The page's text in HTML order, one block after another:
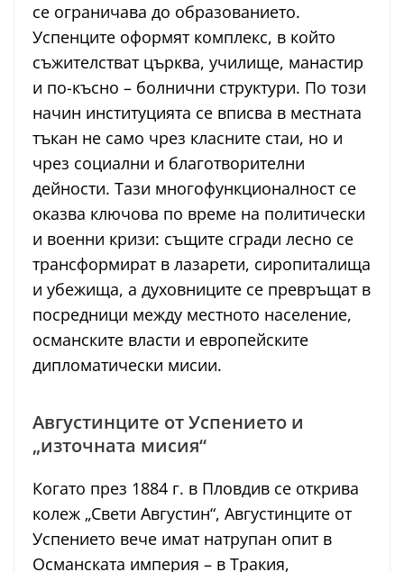
се ограничава до образованието.
Успенците оформят комплекс, в който
съжителстват църква, училище, манастир
и по-късно – болнични структури. По този
начин институцията се вписва в местната
тъкан не само чрез класните стаи, но и
чрез социални и благотворителни
дейности. Тази многофункционалност се
оказва ключова по време на политически
и военни кризи: същите сгради лесно се
трансформират в лазарети, сиропиталища
и убежища, а духовниците се превръщат в
посредници между местното население,
османските власти и европейските
дипломатически мисии.
Августинците от Успението и
„източната мисия“
Когато през 1884 г. в Пловдив се открива
колеж „Свети Августин“, Августинците от
Успението вече имат натрупан опит в
Османската империя – в Тракия,